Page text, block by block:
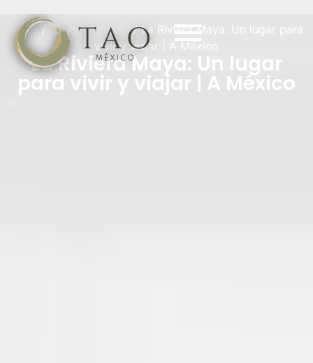
Inicio/ Sin categorizar/ La Riviera Maya: Un lugar para
vivir y viajar | A México
La Riviera Maya: Un lugar
para vivir y viajar | A México